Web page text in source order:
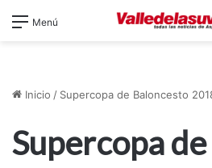
Menú
Inicio / Supercopa de Baloncesto
Supercopa de